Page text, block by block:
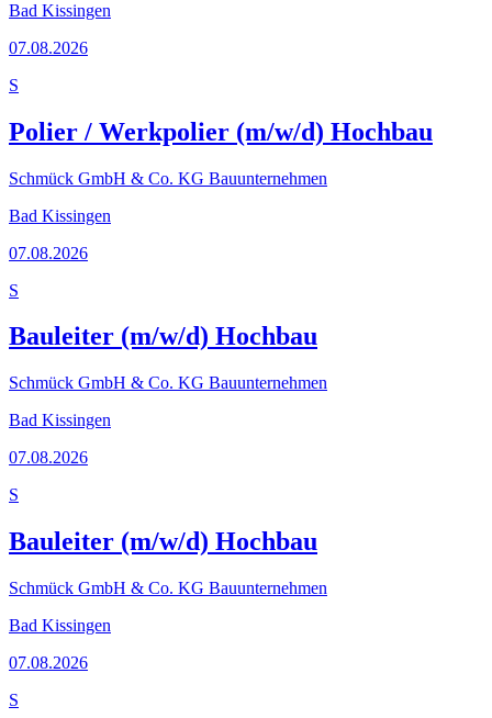
Bad Kissingen
07.08.2026
S
Polier / Werkpolier (m/w/d) Hochbau
Schmück GmbH & Co. KG Bauunternehmen
Bad Kissingen
07.08.2026
S
Bauleiter (m/w/d) Hochbau
Schmück GmbH & Co. KG Bauunternehmen
Bad Kissingen
07.08.2026
S
Bauleiter (m/w/d) Hochbau
Schmück GmbH & Co. KG Bauunternehmen
Bad Kissingen
07.08.2026
S